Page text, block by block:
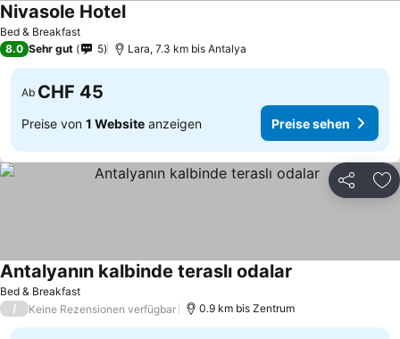
Bed & Breakfast
Nivasole Hotel
8.0 Sehr gut 5 Lara, 7.3 km bis Antalya
Ab CHF 45
Preise von 1 Website anzeigen Preise sehen
Teilen
Bed & Breakfast
Antalyanın kalbinde teraslı odalar
/ Keine Rezensionen verfügbar 0.9 km bis Zentrum